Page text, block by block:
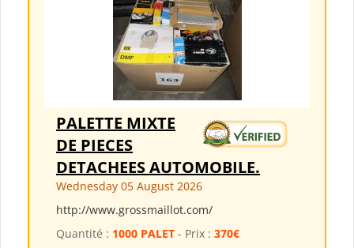
PALETTE MIXTE
DE PIECES
DETACHEES AUTOMOBILE.
Wednesday 05 August 2026
http://www.grossmaillot.com/
Quantité : 1000 PALET - Prix : 370€